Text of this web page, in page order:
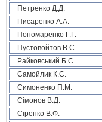
Петренко Д.Д.
Писаренко А.А.
Пономаренко Г.Г.
Пустовойтов В.С.
Райковський Б.С.
Самойлик К.С.
Симоненко П.М.
Сімонов В.Д.
Сіренко В.Ф.